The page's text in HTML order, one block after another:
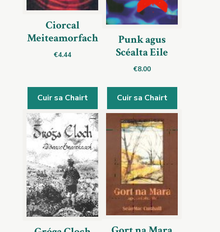
Ciorcal
Meiteamorfach
€4.44
Cuir sa Chairt
Punk agus
Scéalta Eile
€8.00
Cuir sa Chairt